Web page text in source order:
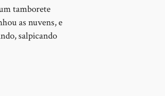
tamborete
as nuvens, e
salpicando